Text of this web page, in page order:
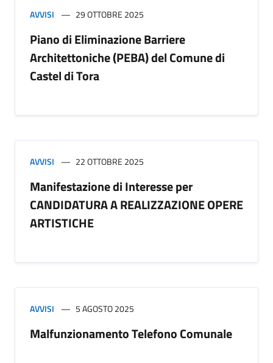
AVVISI 29 OTTOBRE 2025
Piano di Eliminazione Barriere
Architettoniche (PEBA) del Comune di
Castel di Tora
AVVISI 22 OTTOBRE 2025
Manifestazione di Interesse per
CANDIDATURA A REALIZZAZIONE OPERE
ARTISTICHE
AVVISI 5 AGOSTO 2025
Malfunzionamento Telefono Comunale